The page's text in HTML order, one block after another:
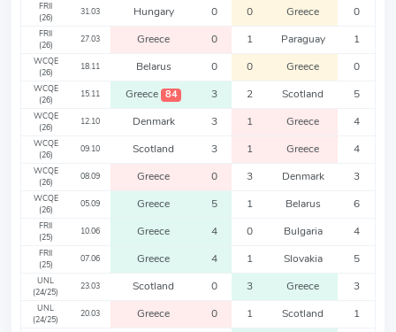
FRII
(26)
31.03 Hungary 0 0 Greece 0
FRII
(26)
27.03 Greece 0 1 Paraguay 1
WCQE
(26)
18.11 Belarus 0 0 Greece 0
WCQE
(26)
15.11 Greece 84 3 2 Scotland 5
WCQE
(26)
12.10 Denmark 3 1 Greece 4
WCQE
(26)
09.10 Scotland 3 1 Greece 4
WCQE
(26)
08.09 Greece 0 3 Denmark 3
WCQE
(26)
05.09 Greece 5 1 Belarus 6
FRII
(25)
10.06 Greece 4 0 Bulgaria 4
FRII
(25)
07.06 Greece 4 1 Slovakia 5
UNL
(24/25)
23.03 Scotland 0 3 Greece 3
UNL
(24/25)
20.03 Greece 0 1 Scotland 1